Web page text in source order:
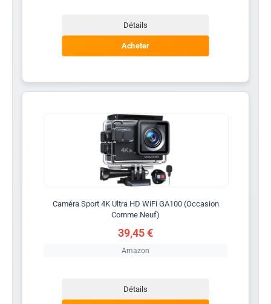
Détails
Acheter
Caméra Sport 4K Ultra HD WiFi GA100 (Occasion
Comme Neuf)
39,45 €
Amazon
Détails